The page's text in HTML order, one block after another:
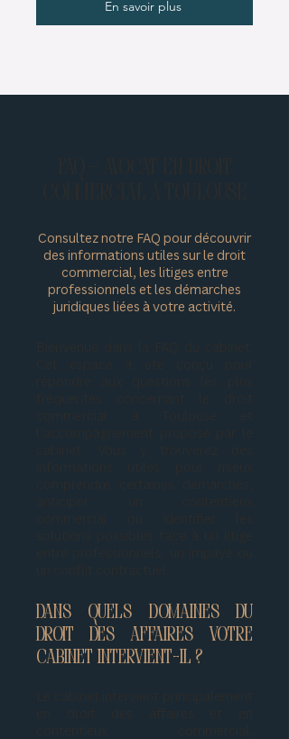
En savoir plus
Consultez notre FAQ pour découvrir
des informations utiles sur le droit
commercial, les litiges entre
professionnels et les démarches
juridiques liées à votre activité.
Dans quels domaines du
droit des affaires votre
cabinet intervient-il ?